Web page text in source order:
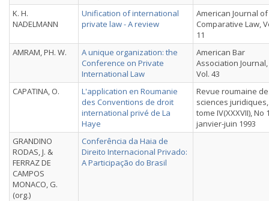
K. H.
NADELMANN
Unification of international
private law - A review
American Journal of
Comparative Law,
11
AMRAM, PH. W.
A unique organization: the
Conference on Private
International Law
American Bar
Association Journal,
Vol. 43
CAPATINA, O.
L'application en Roumanie
des Conventions de droit
international privé de La
Haye
Revue roumaine
sciences juridiques,
tome IV(XXXVII), No
janvier-juin 1993
GRANDINO
RODAS, J. &
FERRAZ DE
CAMPOS
MONACO, G.
(org.)
Conferência da Haia de
Direito Internacional Privado:
A Participação do Brasil